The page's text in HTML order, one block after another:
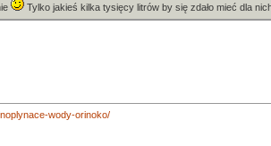
Tylko jakieś kilka tysięcy litrów by się zdało mieć dla
wody-orinoko/